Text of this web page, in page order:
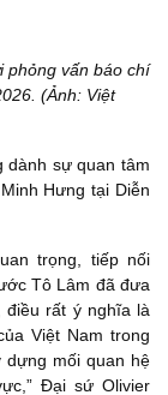
phỏng vấn báo chí
(Ảnh: Việt
dành sự quan tâm
Hưng tại Diễn
trọng, tiếp nối
Tô Lâm đã đưa
điều rất ý nghĩa là
Việt Nam trong
dựng mối quan hệ
Đại sứ Olivier